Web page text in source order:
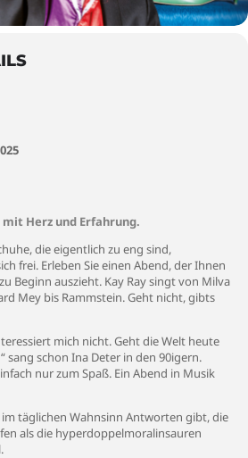
Herz und Erfahrung.
die eigentlich zu eng sind,
frei. Erleben Sie einen Abend, der Ihnen
Beginn auszieht. Kay Ray singt von Milva
Mey bis Rammstein. Geht nicht, gibts
mich nicht. Geht die Welt heute
sang schon Ina Deter in den 90igern.
nur zum Spaß. Ein Abend in Musik
im täglichen Wahnsinn Antworten gibt, die
als die hyperdoppelmoralinsauren